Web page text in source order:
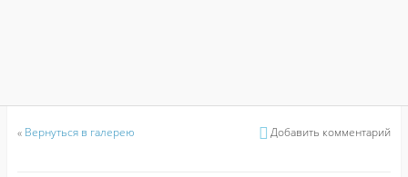
« Вернуться в галерею Добавить комментарий